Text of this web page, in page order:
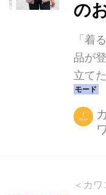
の
「着
品が
立て
出ス
＜カ